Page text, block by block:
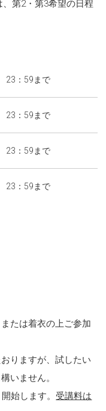
第2・第3希望の日程
23：59まで
23：59まで
23：59まで
23：59まで
たは着衣の上ご参加
りますが、試したい
いません。
始します。 受講料は